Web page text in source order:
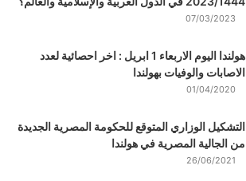
07/03/2023
هولندا اليوم الاربعاء 1 ابريل : اخر احصائية لعدد
الاصابات والوفيات بهولندا
01/04/2020
التشكيل الوزاري المتوقع للحكومة المصرية الجديدة
من الجالية المصرية في هولندا
26/06/2021